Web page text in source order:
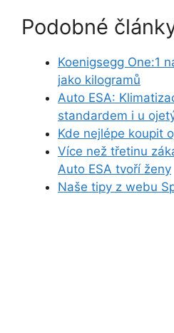
Podobné
Koenigsegg One:1
jako kilogramů
Auto ESA:
standardem i u
Kde nejlépe koupit
Více než třetinu
Auto ESA tvoří ženy
Naše tipy z webu